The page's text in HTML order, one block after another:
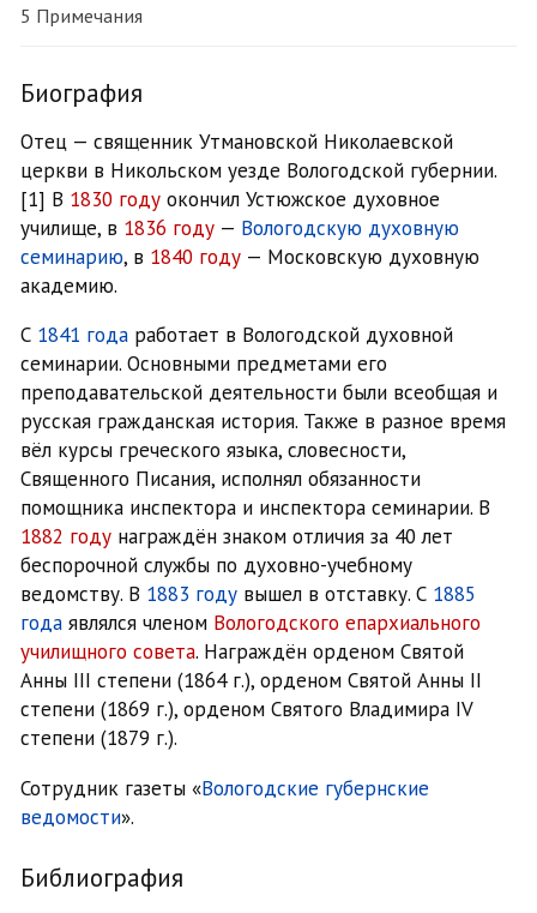
5 Примечания
Биография
Отец — священник Утмановской Николаевской
церкви в Никольском уезде Вологодской губернии.
[1] В 1830 году окончил Устюжское духовное
училище, в 1836 году — Вологодскую духовную
семинарию, в 1840 году — Московскую духовную
академию.
С 1841 года работает в Вологодской духовной
семинарии. Основными предметами его
преподавательской деятельности были всеобщая и
русская гражданская история. Также в разное время
вёл курсы греческого языка, словесности,
Священного Писания, исполнял обязанности
помощника инспектора и инспектора семинарии. В
1882 году награждён знаком отличия за 40 лет
беспорочной службы по духовно-учебному
ведомству. В 1883 году вышел в отставку. С 1885
года являлся членом Вологодского епархиального
училищного совета. Награждён орденом Святой
Анны III степени (1864 г.), орденом Святой Анны II
степени (1869 г.), орденом Святого Владимира IV
степени (1879 г.).
Сотрудник газеты «Вологодские губернские
ведомости».
Библиография